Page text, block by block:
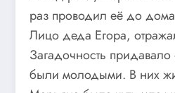
раз проводил её до
Лицо деда Егора,
Загадочность
были молодыми. В них